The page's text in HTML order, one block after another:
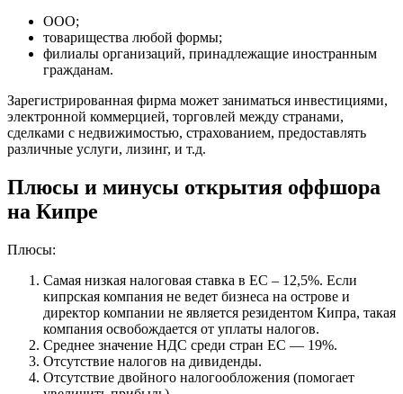
ООО;
товарищества любой формы;
филиалы организаций, принадлежащие иностранным
гражданам.
Зарегистрированная фирма может заниматься инвестициями,
электронной коммерцией, торговлей между странами,
сделками с недвижимостью, страхованием, предоставлять
различные услуги, лизинг, и т.д.
Плюсы и минусы открытия оффшора
на Кипре
Плюсы:
Самая низкая налоговая ставка в ЕС – 12,5%. Если
кипрская компания не ведет бизнеса на острове и
директор компании не является резидентом Кипра, такая
компания освобождается от уплаты налогов.
Среднее значение НДС среди стран ЕС — 19%.
Отсутствие налогов на дивиденды.
Отсутствие двойного налогообложения (помогает